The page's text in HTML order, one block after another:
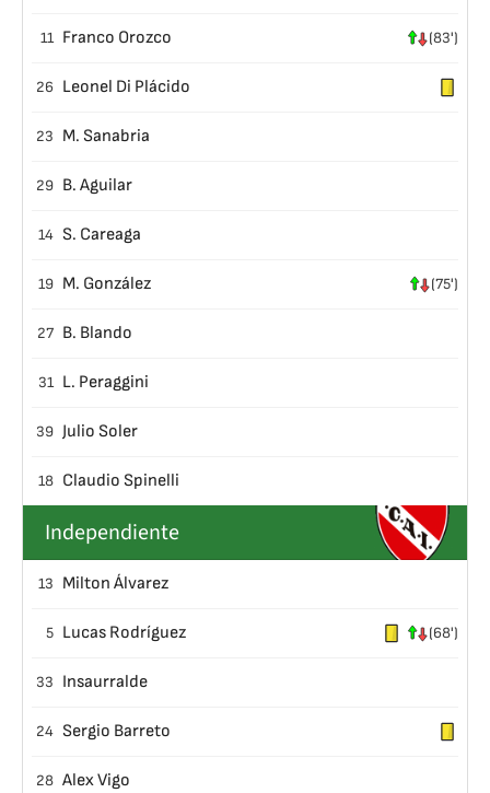
11 Franco Orozco (83')
26 Leonel Di Plácido
23 M. Sanabria
29 B. Aguilar
14 S. Careaga
19 M. González (75')
27 B. Blando
31 L. Peraggini
39 Julio Soler
18 Claudio Spinelli
Independiente
13 Milton Álvarez
5 Lucas Rodríguez (68')
33 Insaurralde
24 Sergio Barreto
28 Alex Vigo